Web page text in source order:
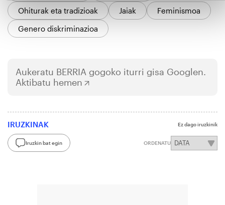
Ohiturak eta tradizioak
Jaiak
Feminismoa
Genero diskriminazioa
Aukeratu BERRIA gogoko iturri gisa Googlen.
Aktibatu hemen
IRUZKINAK Ez dago iruzkinik
Iruzkin bat egin ORDENATU